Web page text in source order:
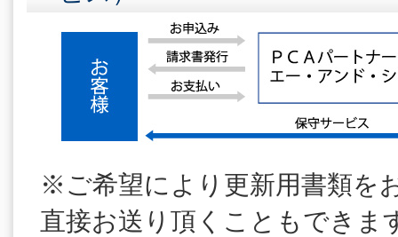
※ご希望により更新用書類を
直接お送り頂くこともできま